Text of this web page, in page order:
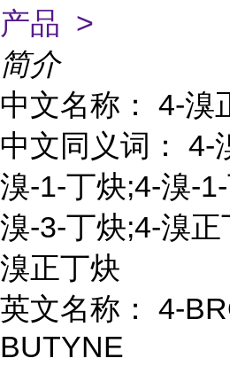
产品 >
简介
中文名称： 4-溴
中文同义词： 4-
溴-1-丁炔;4-溴-
溴-3-丁炔;4-溴
溴正丁炔
英文名称： 4-
BUTYNE